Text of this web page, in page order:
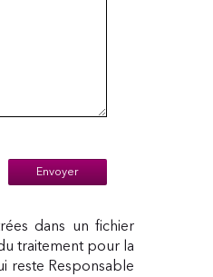
Envoyer
dans un fichier
traitement pour la
reste Responsable